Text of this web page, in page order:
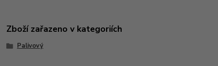
Zboží zařazeno v kategoriích
Palivový